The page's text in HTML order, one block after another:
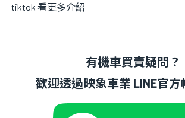
tiktok 看更多介紹
有機車買賣疑問？
歡迎透過映象車業 LINE官方